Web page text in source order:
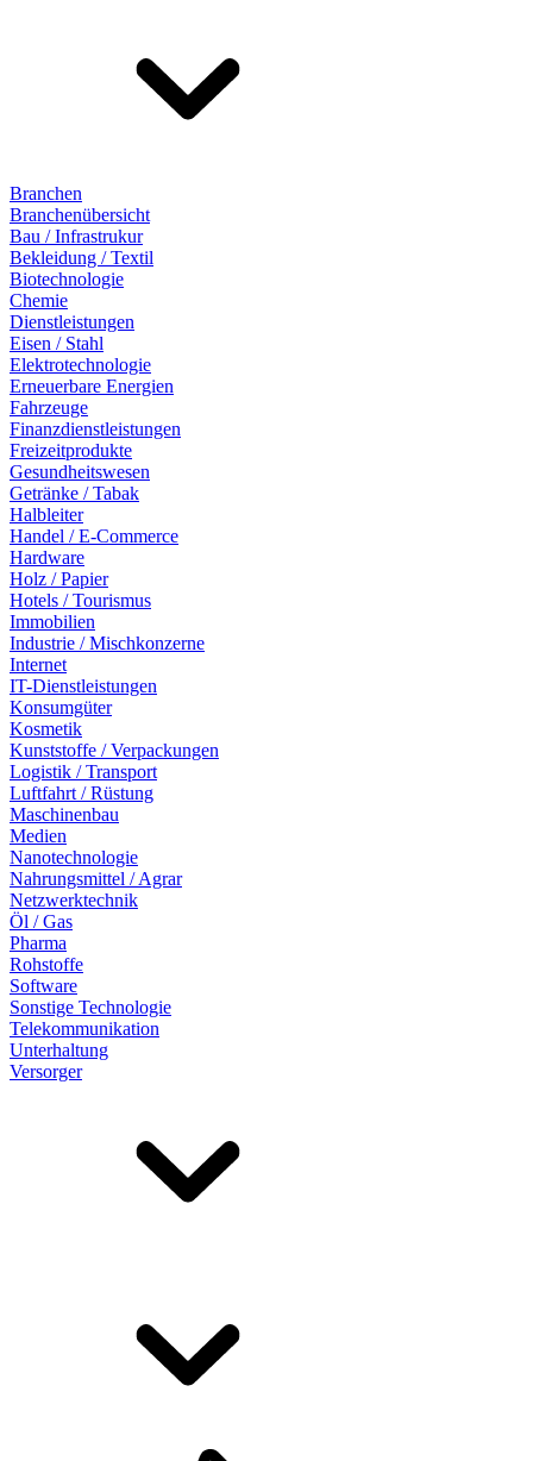
Branchen
Branchenübersicht
Bau / Infrastrukur
Bekleidung / Textil
Biotechnologie
Chemie
Dienstleistungen
Eisen / Stahl
Elektrotechnologie
Erneuerbare Energien
Fahrzeuge
Finanzdienstleistungen
Freizeitprodukte
Gesundheitswesen
Getränke / Tabak
Halbleiter
Handel / E-Commerce
Hardware
Holz / Papier
Hotels / Tourismus
Immobilien
Industrie / Mischkonzerne
Internet
IT-Dienstleistungen
Konsumgüter
Kosmetik
Kunststoffe / Verpackungen
Logistik / Transport
Luftfahrt / Rüstung
Maschinenbau
Medien
Nanotechnologie
Nahrungsmittel / Agrar
Netzwerktechnik
Öl / Gas
Pharma
Rohstoffe
Software
Sonstige Technologie
Telekommunikation
Unterhaltung
Versorger